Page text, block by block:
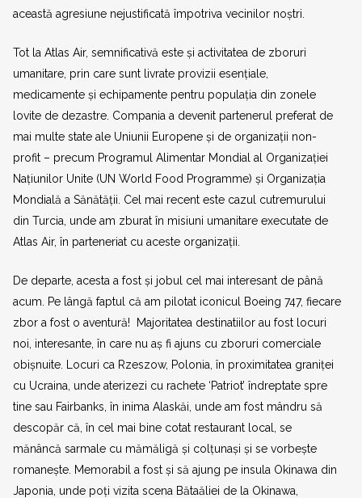
această agresiune nejustificată împotriva vecinilor noștri.
Tot la Atlas Air, semnificativă este și activitatea de zboruri
umanitare, prin care sunt livrate provizii esențiale,
medicamente și echipamente pentru populația din zonele
lovite de dezastre. Compania a devenit partenerul preferat de
mai multe state ale Uniunii Europene și de organizații non-
profit – precum Programul Alimentar Mondial al Organizației
Națiunilor Unite (UN World Food Programme) și Organizația
Mondială a Sănătății. Cel mai recent este cazul cutremurului
din Turcia, unde am zburat în misiuni umanitare executate de
Atlas Air, în parteneriat cu aceste organizații.
De departe, acesta a fost și jobul cel mai interesant de până
acum. Pe lângă faptul că am pilotat iconicul Boeing 747, fiecare
zbor a fost o aventură! Majoritatea destinatiilor au fost locuri
noi, interesante, în care nu aș fi ajuns cu zboruri comerciale
obișnuite. Locuri ca Rzeszow, Polonia, în proximitatea graniței
cu Ucraina, unde aterizezi cu rachete ‘Patriot’ îndreptate spre
tine sau Fairbanks, în inima Alaskăi, unde am fost mândru să
descopăr că, în cel mai bine cotat restaurant local, se
mănâncă sarmale cu mămăligă și colțunași și se vorbește
romanește. Memorabil a fost și să ajung pe insula Okinawa din
Japonia, unde poți vizita scena Bătaăliei de la Okinawa,